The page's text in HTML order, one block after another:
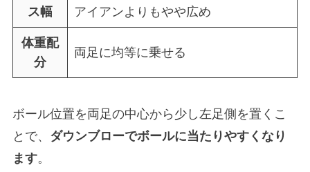
ス幅
アイアンよりもやや広め
体重配
分
両足に均等に乗せる
ボール位置を両足の中心から少し左足側を置くこ
とで、 ダウンブローでボールに当たりやすくなり
ます。